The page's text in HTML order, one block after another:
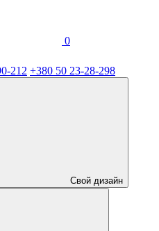
0
212 +380 50 23-28-298
Свой дизайн